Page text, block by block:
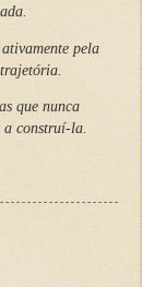
pela
que nunca
a construí-la.